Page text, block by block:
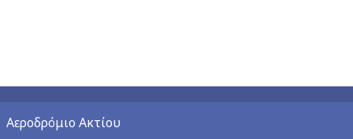
Αεροδρόμιο Ακτίου